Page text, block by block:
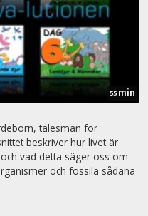
55 min
talesman för
beskriver hur livet är
vad detta säger oss om
och fossila sådana